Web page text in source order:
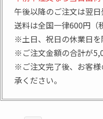
午後以降のご注文は翌日
送料は全国一律600円（
※土日、祝日の休業日を
※ご注文金額の合計が
※ご注文完了後、お客様
承ください。